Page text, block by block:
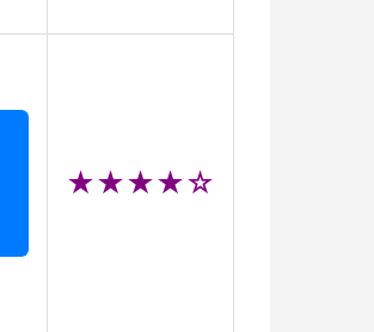
★★★★☆